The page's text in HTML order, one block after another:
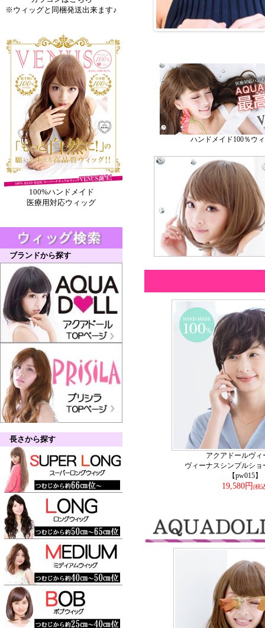
※ウィッグと同梱発送出来ます♪
100%ハンドメイド
医療用対応ウィッグ
ブランドから探す
長さから探す
ハンドメイド100％ウ
アクアドールヴィ
ヴィーナスシンプルショ
【pw015】
19,580円(税